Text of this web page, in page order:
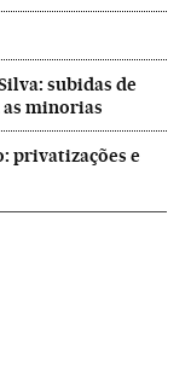
subidas de
minorias
privatizações e